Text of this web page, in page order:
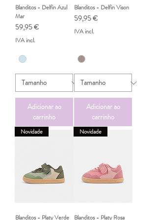
Blanditos - Delfin Azul
Mar
Preço
59,95 €
IVA incl.
Adicionar ao
carrinho
Blanditos - Delfin Vison
Preço
59,95 €
IVA incl.
Adicionar ao
carrinho
Novidade
Blanditos - Platy Verde
Novidade
Blanditos - Platy Rosa